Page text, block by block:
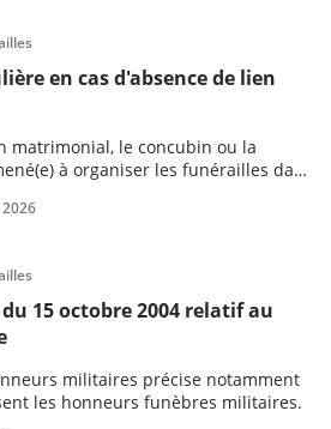
en cas d'absence de lien
matrimonial, le concubin ou la
à organiser les funérailles dans
celle des concubins homosexuels et
du 15 octobre 2004 relatif au
militaires précise notamment
les honneurs funèbres militaires.